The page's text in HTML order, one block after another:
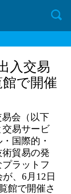
入交易
で開催
会（以下
交易サービ
国際的・
貿易の発
ラットフ
、6月12日
館で開催さ